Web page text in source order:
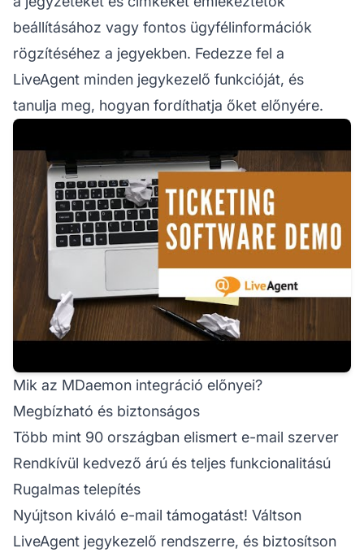
beállításához vagy fontos ügyfélinformációk
rögzítéséhez a jegyekben. Fedezze fel a
LiveAgent minden jegykezelő funkcióját, és
tanulja meg, hogyan fordíthatja őket előnyére.
Mik az MDaemon integráció előnyei?
Megbízható és biztonságos
Több mint 90 országban elismert e-mail szerver
Rendkívül kedvező árú és teljes funkcionalitású
Rugalmas telepítés
Nyújtson kiváló e-mail támogatást! Váltson
LiveAgent jegykezelő rendszerre, és biztosítson